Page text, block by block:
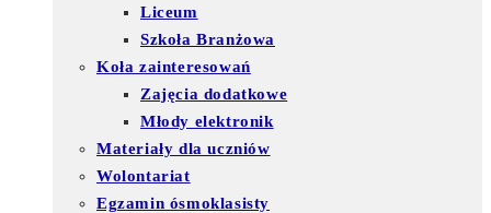
Liceum
Szkoła Branżowa
Koła zainteresowań
Zajęcia dodatkowe
Młody elektronik
Materiały dla uczniów
Wolontariat
Egzamin ósmoklasisty